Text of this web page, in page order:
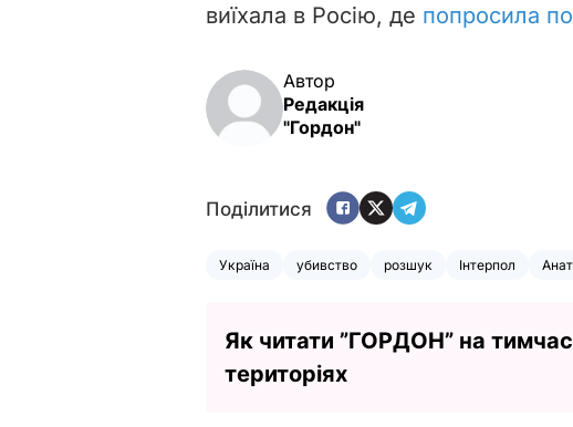
виїхала в Росію, де попросила
Автор
Редакція
"Гордон"
Поділитися
Україна убивство розшук Інтерпол
Як читати ”ГОРДОН” на
територіях